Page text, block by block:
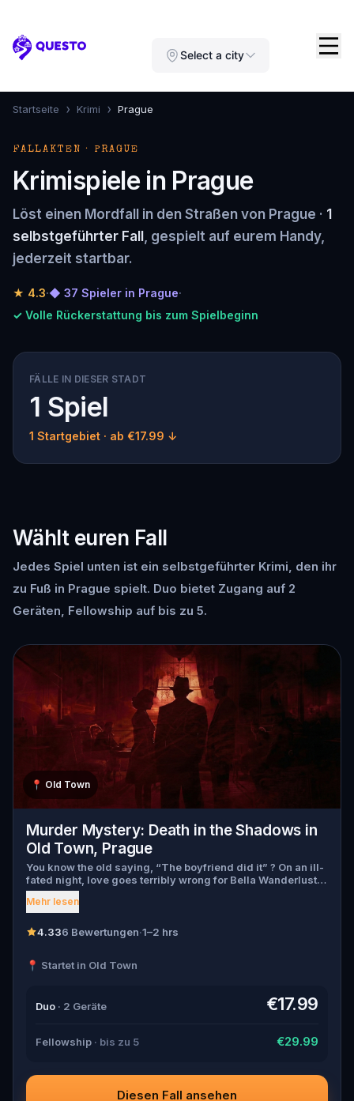
Questo Select a city
Startseite › Krimi › Prague
FALLAKTEN · PRAGUE
Krimispiele in Prague
Löst einen Mordfall in den Straßen von Prague · 1
selbstgeführter Fall , gespielt auf eurem Handy,
jederzeit startbar.
★ 4.3·◆ 37 Spieler in Prague·
✓ Volle Rückerstattung bis zum Spielbeginn
FÄLLE IN DIESER STADT
1 Spiel
1 Startgebiet · ab €17.99 ↓
Wählt euren Fall
Jedes Spiel unten ist ein selbstgeführter Krimi, den ihr
zu Fuß in Prague spielt. Duo bietet Zugang auf 2
Geräten, Fellowship auf bis zu 5.
📍 Old Town
Murder Mystery: Death in the Shadows in
Old Town, Prague
You know the old saying, “The boyfriend did it” ? On an ill-
fated night, love goes terribly wrong for Bella Wanderlust
and Walter Bridges . Bella, a famous travel blogger, was
found dead during a ghost tour led by the theatrical Percy
Walter, the obsessed boyfriend? Percy, the ghost tour
suspects, and expose the real murderer before they strike
Mehr lesen
4.336 Bewertungen·1–2 hrs
📍 Startet in Old Town
Duo · 2 Geräte €17.99
Fellowship · bis zu 5 €29.99
Diesen Fall ansehen